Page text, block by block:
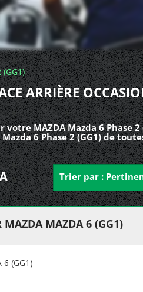
ARRIÈRE
MAZDA Mazda 6 Phase 2
6 Phase 2 (GG1) de
Trier par :
MAZDA MAZDA 6 (GG1)
6 (GG1)